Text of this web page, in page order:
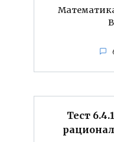
Тест